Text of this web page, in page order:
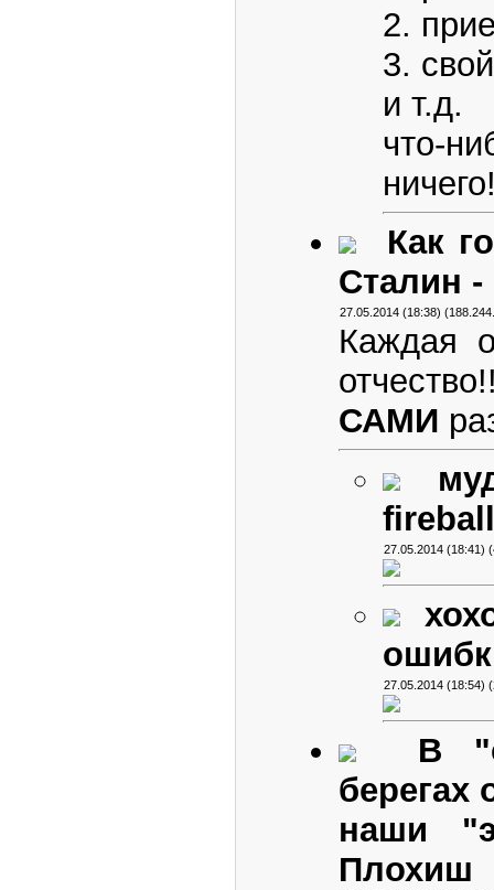
2.
3.
и т.д.
что-
Как
Сталин -
27.05.2014 (18:38)
Каждая
САМИ
27.05.2014 (18:41)
27.05.2014 (18:54)
В
берегах
наши
Плохиш